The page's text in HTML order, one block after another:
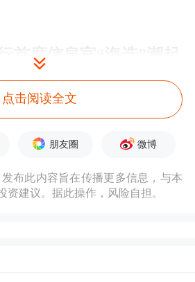
首席信息官“海选”潮起
行加入首席信息官“抢
银行日前发布总行首席
告，正式启动社会招
来看，该行对候选人的
不仅要深刻理解银行数
点击阅读全文
朋友圈 微博
布此内容旨在传播更多信息，与本
资建议。据此操作，风险自担。